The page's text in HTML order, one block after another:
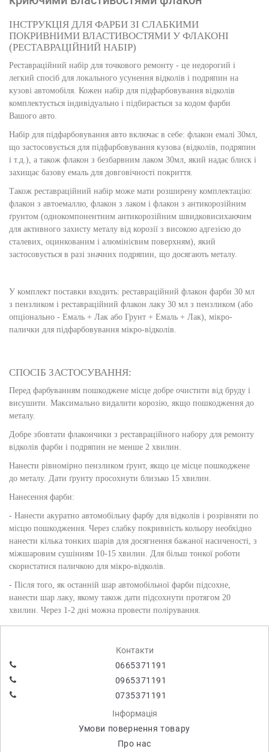
ІНСТРУКЦІЯ ДЛЯ ФАРБИ ЗІ СЛАБКИМИ
ПОКРИВНИМИ ВЛАСТИВОСТЯМИ У ФЛАКОНІ
(РЕСТАВРАЦІЙНИЙ НАБІР)
Реставраційний набір для точкового ремонту - це недорогий і
легкий спосіб для локального усунення відколів і подряпин на
кузові автомобіля. Кожен набір для підфарбовування відколів
комплектується індивідуально і підбирається за кодом фарби
Вашого авто.
Набір для підфарбовування авто включає в себе: флакон емалі 30мл,
що застосовується для підфарбовування кузова (відколів, подряпин
і т.д.), а також флакон з безбарвним лаком 30мл, який надає блиск і
захищає базову емаль для довговічності покриття.
Також реставраційний набір може мати розширену комплектацію:
флакон з автоемаллю, флакон з лаком і флакон з антикорозійним
ґрунтом (однокомпонентним антикорозійним швидковисихаючим
для активного захисту металу від корозії з високою адгезією до
сталевих, оцинкованим і алюмінієвим поверхням), який
застосовується в разі значних подряпин, що досягають металу.
У комплект поставки входить: реставраційний флакон фарби 30 мл
з пензликом і реставраційний флакон лаку 30 мл з пензликом (або
опціонально - Емаль + Лак або Грунт + Емаль + Лак), мікро-
палички для підфарбовування мікро-відколів.
СПОСІБ ЗАСТОСУВАННЯ:
Перед фарбуванням пошкоджене місце добре очистити від бруду і
висушити. Максимально видалити корозію, якщо пошкодження до
металу.
Добре збовтати флакончики з реставраційного набору для ремонту
відколів фарби і подряпин не менше 2 хвилин.
Нанести рівномірно пензликом ґрунт, якщо це місце пошкоджене
до металу. Дати ґрунту просохнути близько 15 хвилин.
Нанесення фарби:
- Нанести акуратно автомобільну фарбу для відколів і розрівняти по
місцю пошкодження. Через слабку покривність кольору необхідно
нанести кілька тонких шарів для досягнення бажаної насиченості, з
міжшаровим сушінням 10-15 хвилин. Для більш тонкої роботи
скористатися паличкою для мікро-відколів.
- Після того, як останній шар автомобільної фарби підсохне,
нанести шар лаку, якому також дати підсохнути протягом 20
хвилин. Через 1-2 дні можна провести полірування.
Контакти
0665371191
0965371191
0735371191
Інформація
Умови повернення товару
Про нас